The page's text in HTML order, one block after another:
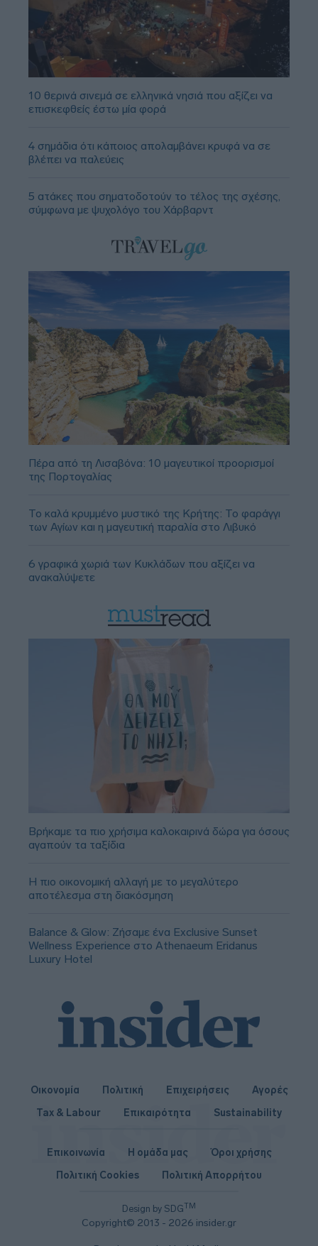
10 θερινά σινεμά σε ελληνικά νησιά που αξίζει να
επισκεφθείς έστω μία φορά
4 σημάδια ότι κάποιος απολαμβάνει κρυφά να σε
βλέπει να παλεύεις
5 ατάκες που σηματοδοτούν το τέλος της σχέσης,
σύμφωνα με ψυχολόγο του Χάρβαρντ
Πέρα από τη Λισαβόνα: 10 μαγευτικοί προορισμοί
της Πορτογαλίας
Το καλά κρυμμένο μυστικό της Κρήτης: Το φαράγγι
των Αγίων και η μαγευτική παραλία στο Λιβυκό
6 γραφικά χωριά των Κυκλάδων που αξίζει να
ανακαλύψετε
Βρήκαμε τα πιο χρήσιμα καλοκαιρινά δώρα για όσους
αγαπούν τα ταξίδια
Η πιο οικονομική αλλαγή με το μεγαλύτερο
αποτέλεσμα στη διακόσμηση
Balance & Glow: Ζήσαμε ένα Exclusive Sunset
Wellness Experience στο Athenaeum Eridanus
Luxury Hotel
Οικονομία Πολιτική Επιχειρήσεις
Αγορές
Tax & Labour
Επικαιρότητα Sustainability
Design by SDGTM
Copyright© 2013 - 2026 insider.gr
Επικοινωνία Η ομάδα μας
Όροι χρήσης
Πολιτική Cookies
Πολιτική Απορρήτου